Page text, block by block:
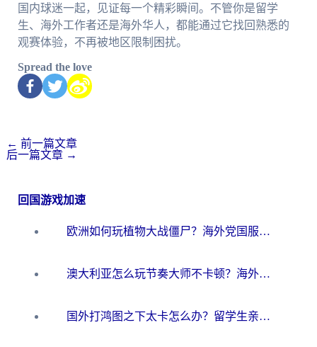
国内球迷一起，见证每一个精彩瞬间。不管你是留学
生、海外工作者还是海外华人，都能通过它找回熟悉的
观赛体验，不再被地区限制困扰。
Spread the love
← 前一篇文章
后一篇文章 →
回国游戏加速
欧洲如何玩植物大战僵尸？海外党国服游戏加速避坑指南（附实测对比）
澳大利亚怎么玩节奏大师不卡顿？海外党国服游戏加速终极指南
国外打鸿图之下太卡怎么办？留学生亲测有效的国服游戏加速方案